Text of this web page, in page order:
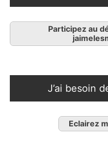
Participez au
J’ai besoin
Eclairez